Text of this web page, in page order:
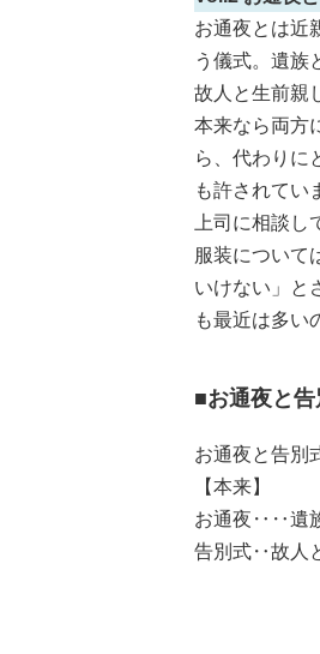
お通夜とは近
う儀式。遺族
故人と生前親
本来なら両方
ら、代わりに
も許されてい
上司に相談し
服装について
いけない」と
も最近は多い
■お通夜と
お通夜と告別
【本来】
お通夜‥‥遺
告別式‥故人